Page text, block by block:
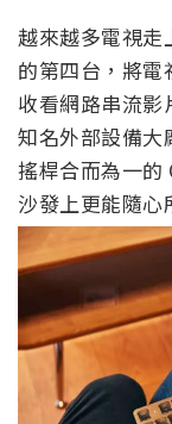
越來越多電視走
的第四台，將
收看網路串流影
知名外部設備大
搖桿合而為一的
沙發上更能隨心